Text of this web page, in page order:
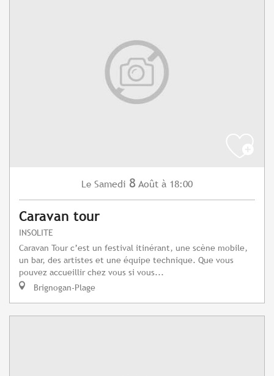
Le Samedi 8 Août à 18:00
Caravan tour
INSOLITE
Caravan Tour c’est un festival itinérant, une scène mobile,
un bar, des artistes et une équipe technique. Que vous
pouvez accueillir chez vous si vous...
Brignogan-Plage